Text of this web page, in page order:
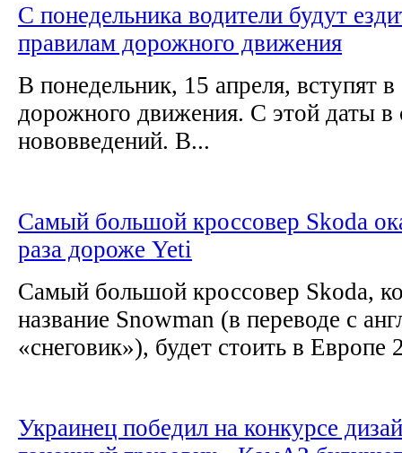
С понедельника водители будут
правилам дорожного движения
В понедельник, 15 апреля, вступят
дорожного движения. С этой даты в
нововведений. В...
Самый большой кроссовер Skoda
раза дороже Yeti
Самый большой кроссовер Skoda,
название Snowman (в переводе с
«снеговик»), будет стоить в Европе
Украинец победил на конкурсе